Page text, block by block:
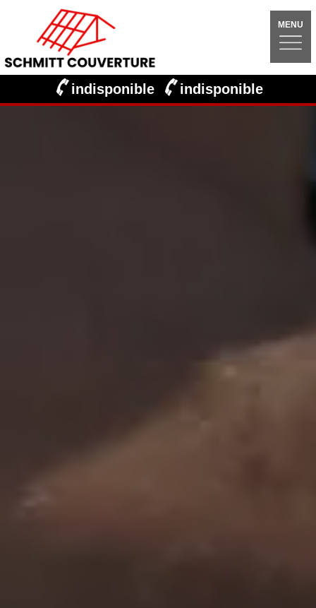
MENU
indisponible indisponible